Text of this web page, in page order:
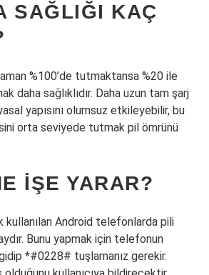
SAĞLIĞI KAÇ
%100’de tutmaktansa %20 ile
daha sağlıklıdır. Daha uzun tam şarj
yapısını olumsuz etkileyebilir, bu
orta seviyede tutmak pil ömrünü
IŞE YARAR?
kullanılan Android telefonlarda pili
Bunu yapmak için telefonun
*#0228# tuşlamanız gerekir.